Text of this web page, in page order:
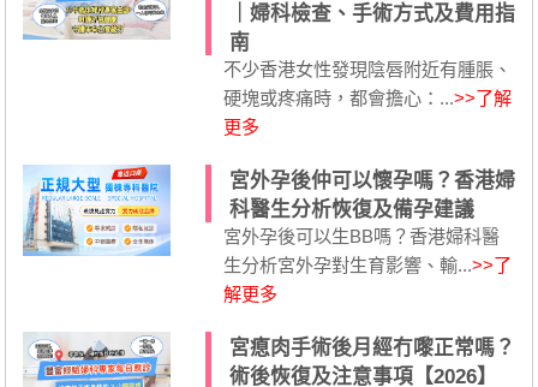
｜婦科檢查、手術方式及費用指
南
不少香港女性發現陰唇附近有腫脹、
硬塊或疼痛時，都會擔心：...>>了解
更多
宮外孕後仲可以懷孕嗎？香港婦
科醫生分析恢復及備孕建議
宮外孕後可以生BB嗎？香港婦科醫
生分析宮外孕對生育影響、輸...>>了
解更多
宮瘜肉手術後月經冇嚟正常嗎？
術後恢復及注意事項【2026】